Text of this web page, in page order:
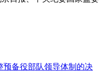
预备役部队领导体制的决